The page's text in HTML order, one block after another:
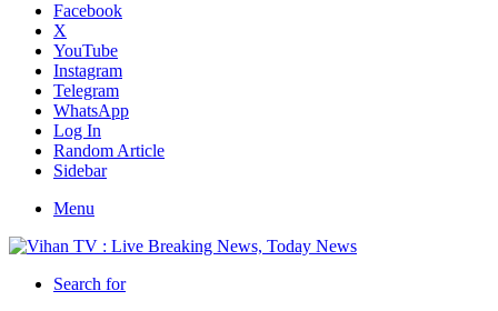
Facebook
X
YouTube
Instagram
Telegram
WhatsApp
Log In
Random Article
Sidebar
Menu
Search for